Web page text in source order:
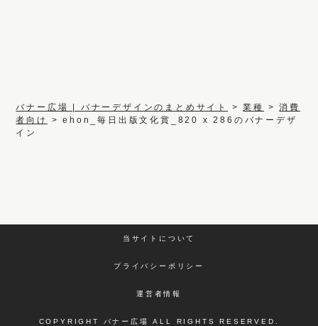
バナー広場 | バナーデザインのまとめサイト >業種 >消費
者向け
>ehon_毎日出版文化賞_820 x 286のバナーデザ
イン
当サイトについて
プライバシーポリシー
運営者情報
COPYRIGHT バナー広場 ALL RIGHTS RESERVED.